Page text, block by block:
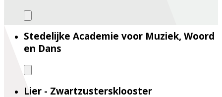
Stedelijke Academie voor Muziek, Woord
en Dans
Lier - Zwartzustersklooster